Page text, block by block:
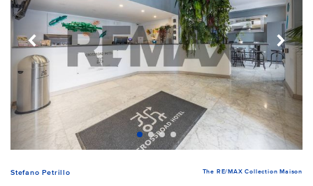
Stefano Petrillo The RE/MAX Collection Maison